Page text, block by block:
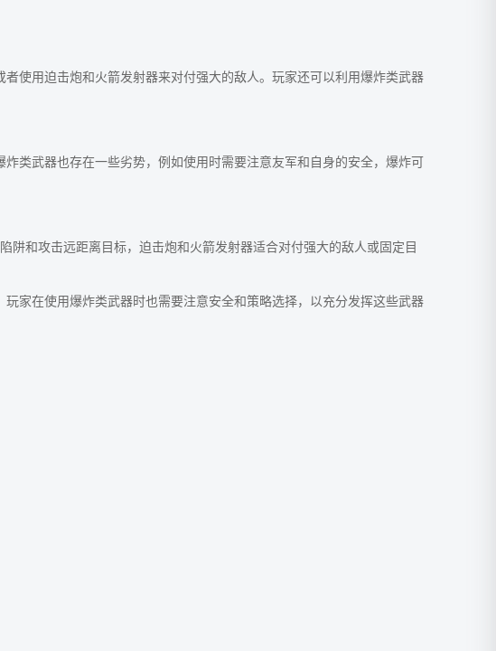
使用迫击炮和火箭发射器来对付强大的敌人。玩家还可以利用爆炸类武器
类武器也存在一些劣势，例如使用时需要注意友军和自身的安全，爆炸可
和攻击远距离目标，迫击炮和火箭发射器适合对付强大的敌人或固定目
家在使用爆炸类武器时也需要注意安全和策略选择，以充分发挥这些武器